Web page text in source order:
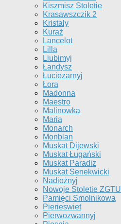
Kiszmisz Stoletie
Krasawszczik 2
Kristaly
Kuraż
Lancelot
Lilla
Liubimyj
Łandysz
Łuciezarnyj
Łora
Madonna
Maestro
Malinowka
Maria
Monarch
Monblan
Muskat Dijewski
Muskat Ługański
Muskat Paradiz
Muskat Senekwicki
Nadiożnyj
Nowoje Stoletie ZGTU
Pamięci Smolnikowa
Pierieswiet
Pierwozwannyj